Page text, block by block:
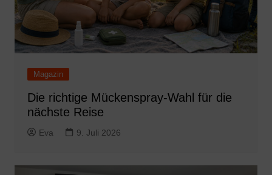
Magazin
Die richtige Mückenspray-Wahl für die
nächste Reise
Eva 9. Juli 2026